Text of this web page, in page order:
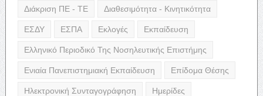
Διάκριση ΠΕ - ΤΕ Διαθεσιμότητα - Κινητικότητα
ΕΣΔΥ ΕΣΠΑ Εκλογές Εκπαίδευση
Ελληνικό Περιοδικό Της Νοσηλευτικής Επιστήμης
Ενιαία Πανεπιστημιακή Εκπαίδευση Επίδομα Θέσης
Ηλεκτρονική Συνταγογράφηση Ημερίδες